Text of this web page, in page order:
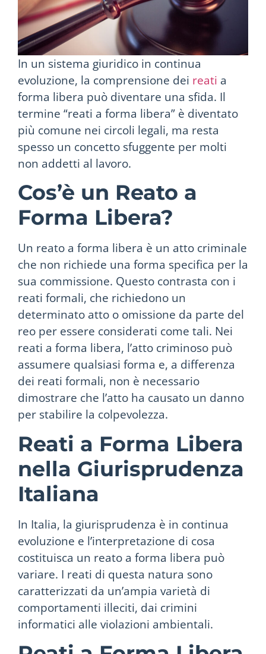
In un sistema giuridico in continua
evoluzione, la comprensione dei reati a
forma libera può diventare una sfida. Il
termine “reati a forma libera” è diventato
più comune nei circoli legali, ma resta
spesso un concetto sfuggente per molti
non addetti al lavoro.
Cos’è un Reato a
Forma Libera?
Un reato a forma libera è un atto criminale
che non richiede una forma specifica per la
sua commissione. Questo contrasta con i
reati formali, che richiedono un
determinato atto o omissione da parte del
reo per essere considerati come tali. Nei
reati a forma libera, l’atto criminoso può
assumere qualsiasi forma e, a differenza
dei reati formali, non è necessario
dimostrare che l’atto ha causato un danno
per stabilire la colpevolezza.
Reati a Forma Libera
nella Giurisprudenza
Italiana
In Italia, la giurisprudenza è in continua
evoluzione e l’interpretazione di cosa
costituisca un reato a forma libera può
variare. I reati di questa natura sono
caratterizzati da un’ampia varietà di
comportamenti illeciti, dai crimini
informatici alle violazioni ambientali.